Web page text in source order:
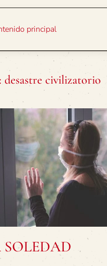
principal
desastre civilizatorio